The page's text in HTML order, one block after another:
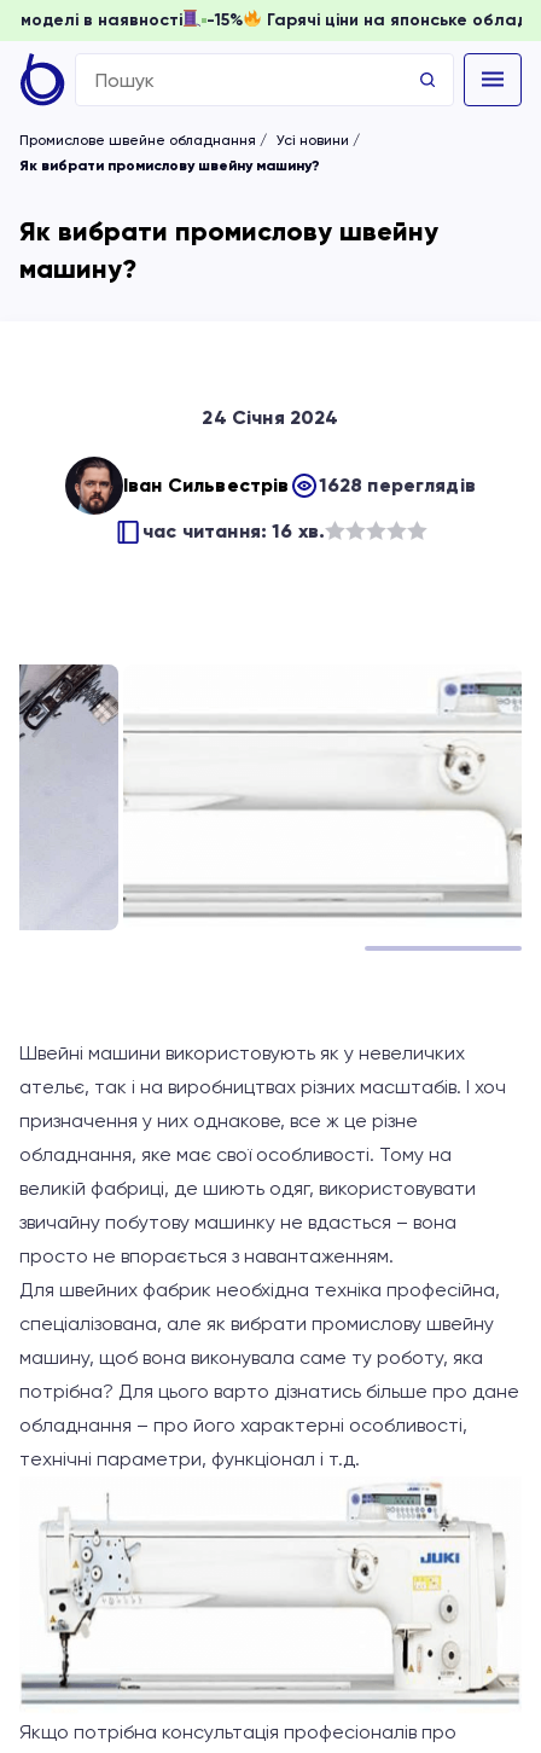
доки моделі в наявності -15% Гарячі ціни на
Search
for:
Промислове швейне обладнання
Усі новини
Як вибрати промислову швейну машину?
Як вибрати промислову швейну
машину?
24 Січня 2024
Іван Сильвестрів
1628 переглядів
час читання: 16 хв.
Швейні машини використовують як у невеличких
ательє, так і на виробництвах різних масштабів. І хоч
призначення у них однакове, все ж це різне
обладнання, яке має свої особливості. Тому на
великій фабриці, де шиють одяг, використовувати
звичайну побутову машинку не вдасться – вона
просто не впорається з навантаженням.
Для швейних фабрик необхідна техніка професійна,
спеціалізована, але як вибрати промислову швейну
машину, щоб вона виконувала саме ту роботу, яка
потрібна? Для цього варто дізнатись більше про дане
обладнання – про його характерні особливості,
технічні параметри, функціонал і т.д.
Якщо потрібна консультація професіоналів про